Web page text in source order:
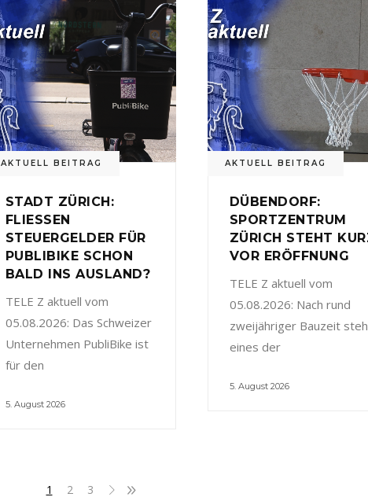
AKTUELL BEITRAG
STADT ZÜRICH:
FLIESSEN
STEUERGELDER FÜR
PUBLIBIKE SCHON
BALD INS AUSLAND?
TELE Z aktuell vom
05.08.2026: Das Schweizer
Unternehmen PubliBike ist
für den
5. August 2026
AKTUELL BEITRAG
DÜBENDORF:
SPORTZENTRUM
ZÜRICH STEHT
VOR ERÖFFNUNG
TELE Z aktuell vom
05.08.2026: Nach rund
zweijähriger Bauzeit
eines der
5. August 2026
1 2 3